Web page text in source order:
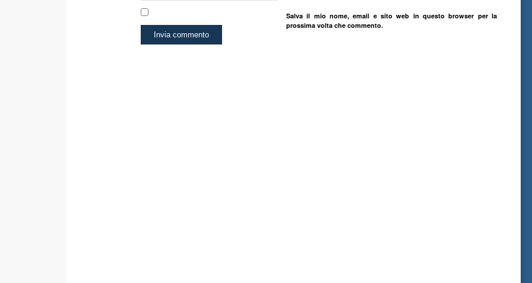
Salva il mio nome, email e sito web in questo browser per la
prossima volta che commento.